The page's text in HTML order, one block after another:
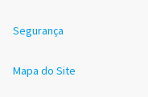
Segurança
Mapa do Site